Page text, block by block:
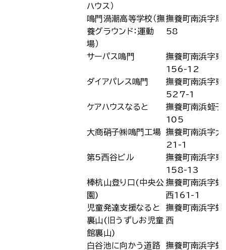
ハウス）
鳴門渦潮高等学校（撫
養グラウンド：運動
場）
撫養町南浜字馬
58
サーパス鳴門
撫養町南浜字東
156-12
ダイアパレス鳴門
撫養町南浜字東
527-1
ケアハウスなると
撫養町南浜蛭子
105
大商硝子㈱鳴門工場
撫養町南浜字大
21-1
第5西谷ビル
撫養町南浜字東
158-13
棒杭山登り口(中央公
園)
撫養町南浜字蛭
西161-1
児童発達支援なると
裏山(旧うずしお児童
館裏山)
撫養町南浜字蛭
西
白谷池に向かう道路
撫養町南浜字蛭